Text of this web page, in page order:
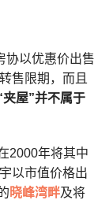
协以优惠价出售
售限期，而且
夹屋”并不属于
2000年将其中
以市值价格出
晓峰湾畔及将